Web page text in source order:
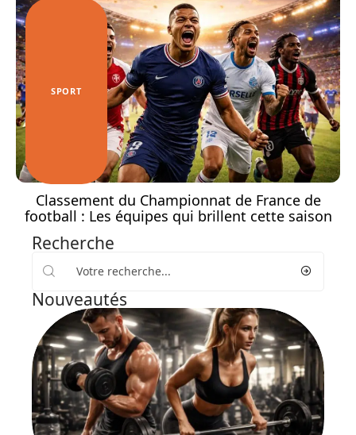
SPORT
Classement du Championnat de France de
football : Les équipes qui brillent cette saison
Recherche
Nouveautés